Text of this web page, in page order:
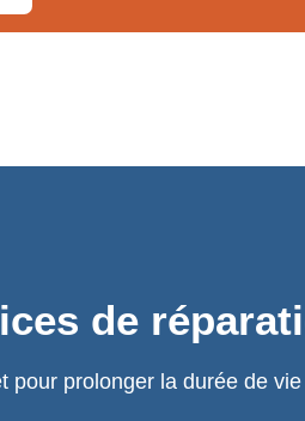
de
prolonger la durée de